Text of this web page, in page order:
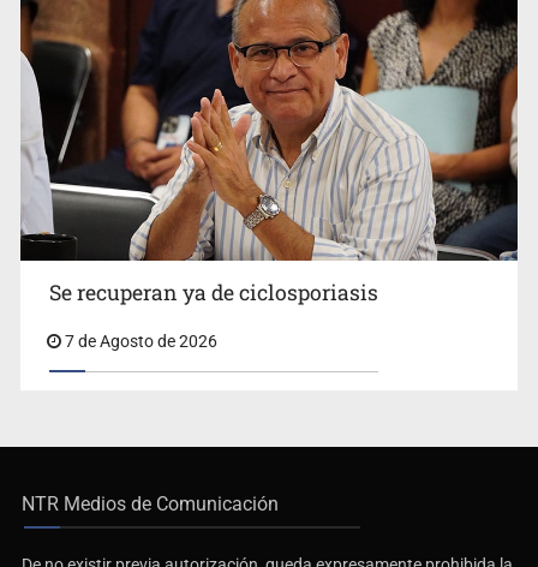
Se recuperan ya de ciclosporiasis
7 de Agosto de 2026
NTR Medios de Comunicación